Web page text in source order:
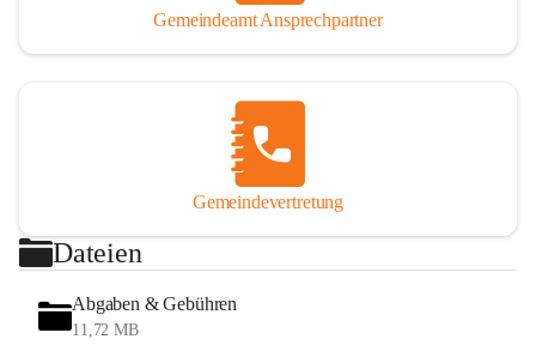
Gemeindeamt Ansprechpartner
Gemeindevertretung
Dateien
Abgaben & Gebühren
11,72 MB